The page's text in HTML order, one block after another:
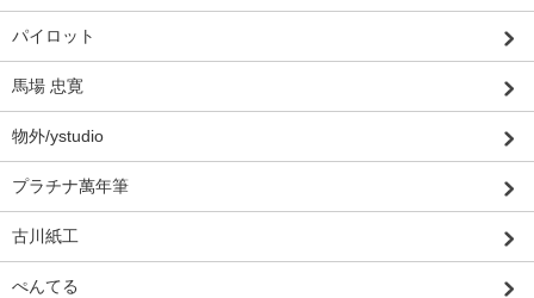
パイロット
馬場 忠寛
物外/ystudio
プラチナ萬年筆
古川紙工
ぺんてる